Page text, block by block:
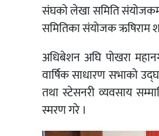
संघको लेखा समिति संयोजकमा
समितिका संयोजक ऋषिराम
अधिबेशन अघि पोखरा
वार्षिक साधारण सभाको
तथा स्टेसनरी व्यवसाय
स्मरण गरे ।